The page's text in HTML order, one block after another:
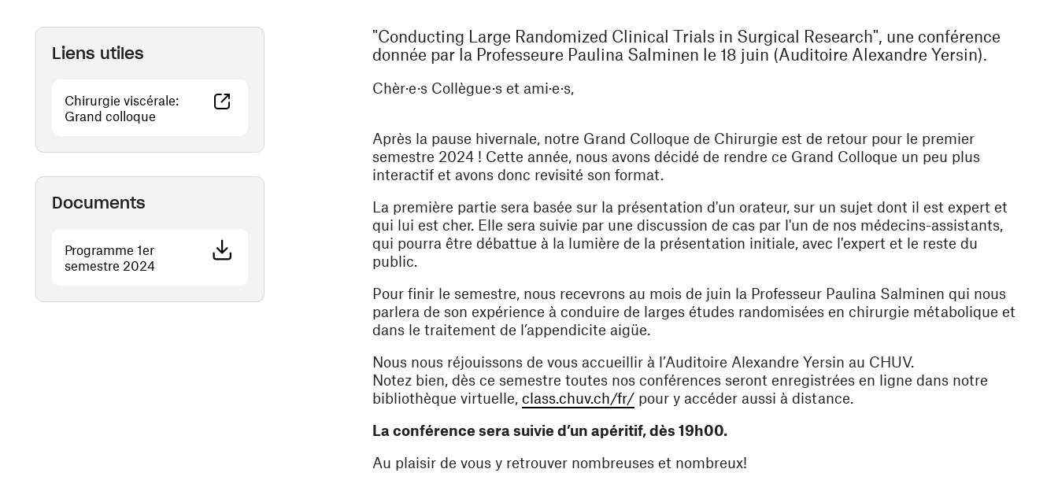
Liens utiles
Chirurgie viscérale:
Grand colloque
Documents
Programme 1er
semestre 2024(ouvre une nouvelle fenêtre)
"Conducting Large Randomized Clinical Trials in Surgical Research", une conférence
donnée par la Professeure Paulina Salminen le 18 juin (Auditoire Alexandre Yersin).
Chèr·e·s Collègue·s et ami·e·s,
Après la pause hivernale, notre Grand Colloque de Chirurgie est de retour pour le premier
semestre 2024 ! Cette année, nous avons décidé de rendre ce Grand Colloque un peu plus
interactif et avons donc revisité son format.
La première partie sera basée sur la présentation d'un orateur, sur un sujet dont il est expert et
qui lui est cher. Elle sera suivie par une discussion de cas par l'un de nos médecins-assistants,
qui pourra être débattue à la lumière de la présentation initiale, avec l'expert et le reste du
public.
Pour finir le semestre, nous recevrons au mois de juin la Professeur Paulina Salminen qui nous
parlera de son expérience à conduire de larges études randomisées en chirurgie métabolique et
dans le traitement de l’appendicite aigüe.
Nous nous réjouissons de vous accueillir à l’Auditoire Alexandre Yersin au CHUV.
Notez bien, dès ce semestre toutes nos conférences seront enregistrées en ligne dans notre
bibliothèque virtuelle, class.chuv.ch/fr/(ouvre une nouvelle fenêtre)
pour y accéder aussi à distance.
La conférence sera suivie d’un apéritif, dès 19h00.
Au plaisir de vous y retrouver nombreuses et nombreux!